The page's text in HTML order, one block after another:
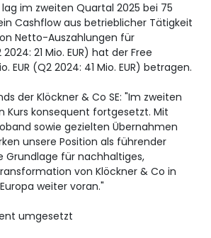
im zweiten Quartal 2025 bei 75
Cashflow aus betrieblicher Tätigkeit
Netto-Auszahlungen für
21 Mio. EUR) hat der Free
(Q2 2024: 41 Mio. EUR) betragen.
der Klöckner & Co SE: "Im zweiten
Kurs konsequent fortgesetzt. Mit
sowie gezielten Übernahmen
unsere Position als führender
Grundlage für nachhaltiges,
von Klöckner & Co in
weiter voran."
umgesetzt